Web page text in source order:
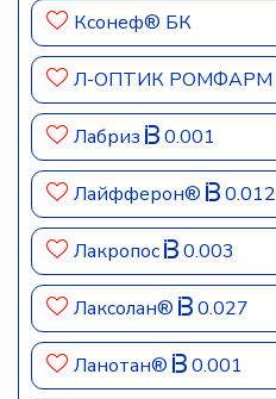
Ксонеф® БК
Л-ОПТИК РОМФАРМ
Лабриз 0.001
Лайфферон® 0.012
Лакропос 0.003
Лаксолан® 0.027
Ланотан® 0.001